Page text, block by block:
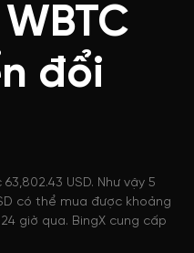
đổi
USD. Như vậy 5
có thể mua được khoảng
24 giờ qua. BingX cung cấp